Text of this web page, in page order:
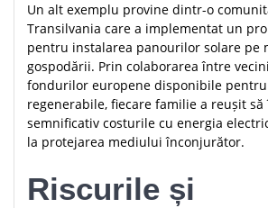
Un alt exemplu provine dintr-o
Transilvania care a implementat un
pentru instalarea panourilor solare pe
gospodării. Prin colaborarea între
fondurilor europene disponibile
regenerabile, fiecare familie a reușit să
semnificativ costurile cu energia
la protejarea mediului înconjurător.
Riscurile și